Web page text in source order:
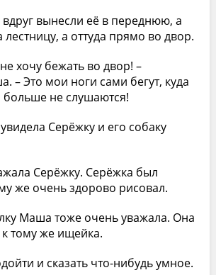
вынесли её в переднюю, а
лестницу, а оттуда прямо во двор.
хочу бежать во двор! –
– Это мои ноги сами бегут, куда
больше не слушаются!
Серёжку и его собаку
Серёжку. Серёжка был
же очень здорово рисовал.
Маша тоже очень уважала. Она
тому же ищейка.
и сказать что-нибудь умное.